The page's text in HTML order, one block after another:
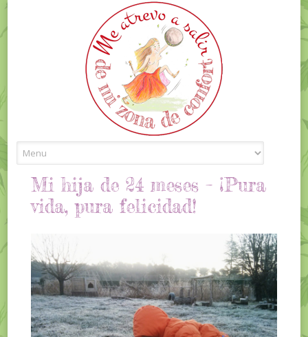
Mi hija de 24 meses – ¡Pura
vida, pura felicidad!